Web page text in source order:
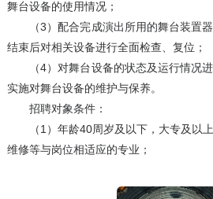
舞台设备的使用情况；
（3）配合完成演出所用的舞台装置器
结束后对相关设备进行全面检查、复位；
（4）对舞台设备的状态及运行情况进
实施对舞台设备的维护与保养。
招聘对象条件：
（1）年龄40周岁及以下，大专及以上
维修等与岗位相适应的专业；